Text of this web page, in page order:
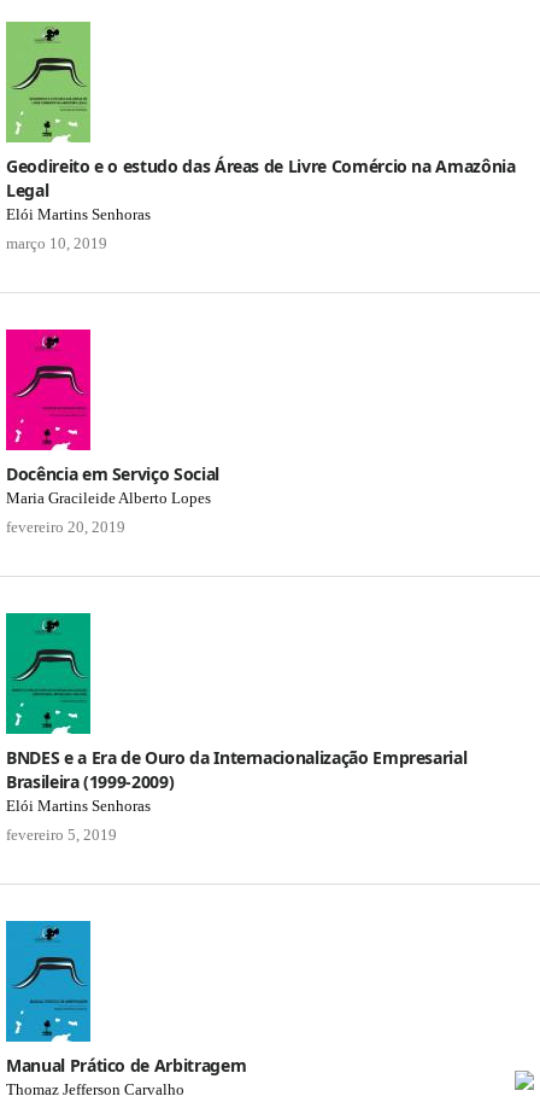
Geodireito e o estudo das Áreas de Livre Comércio na Amazônia
Legal
Elói Martins Senhoras
março 10, 2019
Docência em Serviço Social
Maria Gracileide Alberto Lopes
fevereiro 20, 2019
BNDES e a Era de Ouro da Internacionalização Empresarial
Brasileira (1999-2009)
Elói Martins Senhoras
fevereiro 5, 2019
Manual Prático de Arbitragem
Thomaz Jefferson Carvalho